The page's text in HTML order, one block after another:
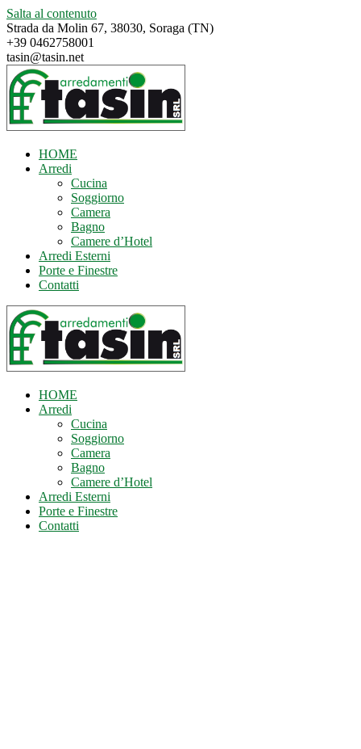
Salta al contenuto
Strada da Molin 67, 38030, Soraga (TN)
+39 0462758001
tasin@tasin.net
HOME
Arredi
Cucina
Soggiorno
Camera
Bagno
Camere d’Hotel
Arredi Esterni
Porte e Finestre
Contatti
HOME
Arredi
Cucina
Soggiorno
Camera
Bagno
Camere d’Hotel
Arredi Esterni
Porte e Finestre
Contatti